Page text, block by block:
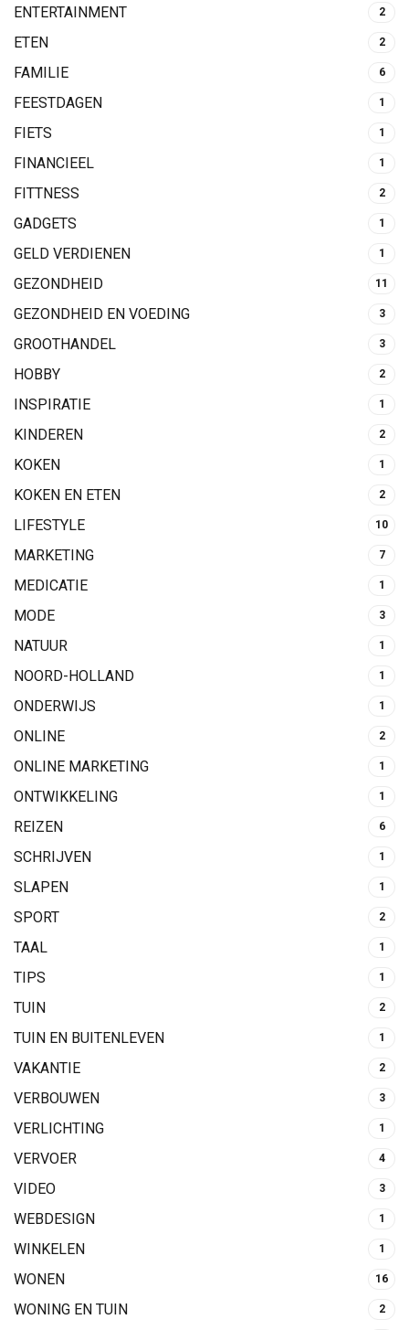
ENTERTAINMENT 2
ETEN 2
FAMILIE 6
FEESTDAGEN 1
FIETS 1
FINANCIEEL 1
FITTNESS 2
GADGETS 1
GELD VERDIENEN 1
GEZONDHEID 11
GEZONDHEID EN VOEDING 3
GROOTHANDEL 3
HOBBY 2
INSPIRATIE 1
KINDEREN 2
KOKEN 1
KOKEN EN ETEN 2
LIFESTYLE 10
MARKETING 7
MEDICATIE 1
MODE 3
NATUUR 1
NOORD-HOLLAND 1
ONDERWIJS 1
ONLINE 2
ONLINE MARKETING 1
ONTWIKKELING 1
REIZEN 6
SCHRIJVEN 1
SLAPEN 1
SPORT 2
TAAL 1
TIPS 1
TUIN 2
TUIN EN BUITENLEVEN 1
VAKANTIE 2
VERBOUWEN 3
VERLICHTING 1
VERVOER 4
VIDEO 3
WEBDESIGN 1
WINKELEN 1
WONEN 16
WONING EN TUIN 2